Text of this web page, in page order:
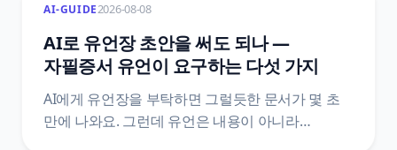
그다음 절차가 통째로 달라져요.
질서위반행위규제법 조문 원문으로 정리했어요.
AI-GUIDE2026-08-08
AI로 유언장 초안을 써도 되나 —
자필증서 유언이 요구하는 다섯 가지
AI에게 유언장을 부탁하면 그럴듯한 문서가 몇 초
만에 나와요. 그런데 유언은 내용이 아니라